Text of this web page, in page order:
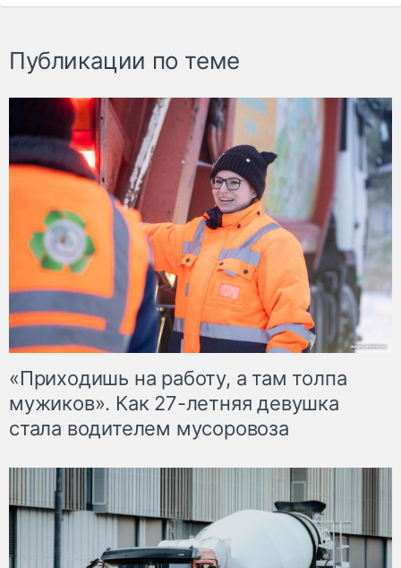
Публикации по теме
«Приходишь на работу, а там толпа
мужиков». Как 27-летняя девушка
стала водителем мусоровоза